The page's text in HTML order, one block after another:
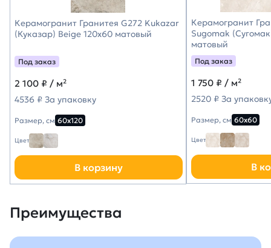
Керамогранит Гранитея G272 Kukazar
(Куказар) Beige 120х60 матовый
Под заказ
2 100 ₽ / м²
4536 ₽ За упаковку
Размер, см 60х120
Цвет
В корзину
Керамогранит
Sugomak
матовый
Под заказ
1 750 ₽ / м²
2520 ₽ За
Размер, см 60х60
Цвет
В
Преимущества